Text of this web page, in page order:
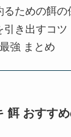
るための餌の
引き出すコツ
強 まとめ
餌 おすす